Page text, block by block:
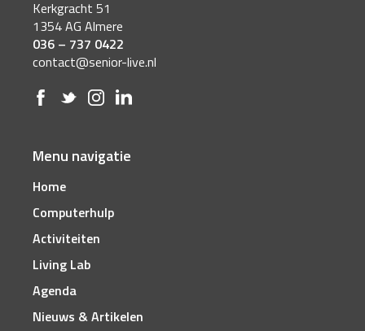
Kerkgracht 51
1354 AG Almere
036 – 737 0422
contact@senior-live.nl
Menu navigatie
Home
Computerhulp
Activiteiten
Living Lab
Agenda
Nieuws & Artikelen